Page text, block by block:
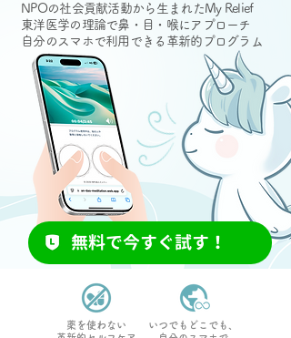
NPOの社会貢献活動から生まれたMy Relief
東洋医学の理論で鼻・目・喉にアプローチ
自分のスマホで利用できる革新的プログラム
無料で今すぐ試す！
薬を使わない
いつでもどこでも、